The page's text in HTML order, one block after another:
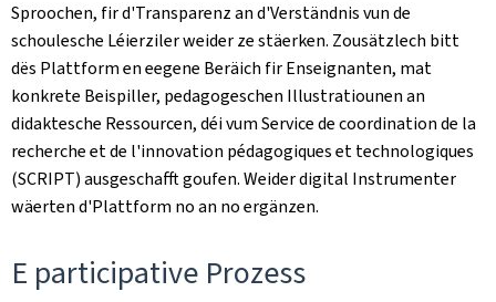
Sproochen, fir d'Transparenz an d'Verständnis vun de
schoulesche Léierziler weider ze stäerken. Zousätzlech bitt
dës Plattform en eegene Beräich fir Enseignanten, mat
konkrete Beispiller, pedagogeschen Illustratiounen an
didaktesche Ressourcen, déi vumService de coordination de la
recherche et de l'innovation pédagogiques et technologiques
(SCRIPT) ausgeschafft goufen. Weider digital Instrumenter
wäerten d'Plattform no an no ergänzen.
E participative Prozess